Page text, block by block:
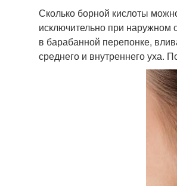
Сколько борной кислоты
исключительно при наружном
в барабанной перепонке,
среднего и внутреннего уха.